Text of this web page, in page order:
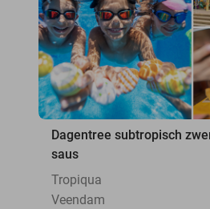
Dagentree subtropisch
saus
Tropiqua
Veendam